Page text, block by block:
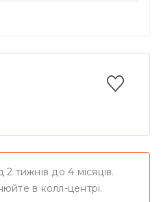
2 тижнів до 4 місяців.
в колл-центрі.